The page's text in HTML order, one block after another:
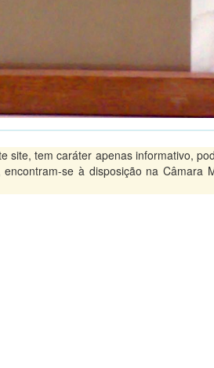
site, tem caráter apenas informativo,
se à disposição na Câmara